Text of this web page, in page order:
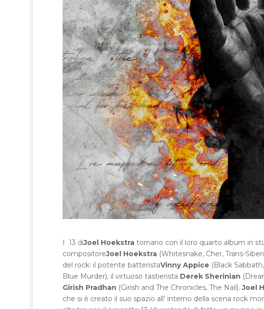
I 13 diJoel Hoekstra tornano con il loro quarto album in
compositoreJoel Hoekstra (Whitesnake, Cher, Trans-
del rock: il potente batteristaVinny Appice (Black
Blue Murder), il virtuoso tastierista Derek Sherinian
Girish Pradhan (Girish and The Chronicles, The Nail).Joel
che si è creato il suo spazio all’ interno della scena rock